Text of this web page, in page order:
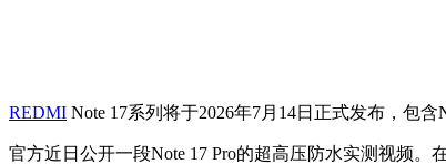
REDMI Note 17系列将于2026年7月14日正式发布，包含
官方近日公开一段Note 17 Pro的超高压防水实测视频